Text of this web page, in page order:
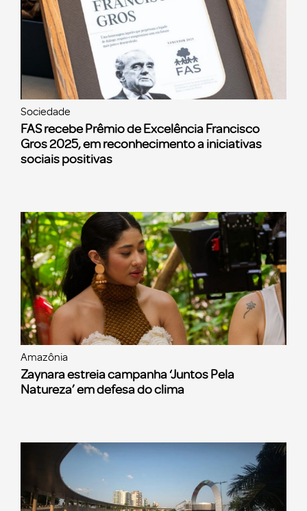
Sociedade
FAS recebe Prêmio de Excelência Francisco
Gros 2025, em reconhecimento a iniciativas
sociais positivas
Amazônia
Zaynara estreia campanha ‘Juntos Pela
Natureza’ em defesa do clima